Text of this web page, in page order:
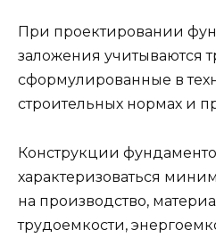
При проектировании
заложения учитываются
сформулированные в
строительных нормах и
Конструкции
характеризоваться
на производство,
трудоемкости,